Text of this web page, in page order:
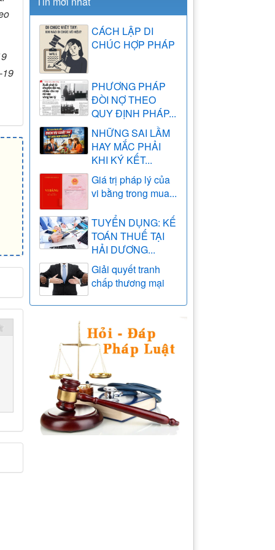
19
CÁCH LẬP DI
CHÚC HỢP PHÁP
PHƯƠNG PHÁP
ĐÒI NỢ THEO
QUY ĐỊNH PHÁP...
NHỮNG SAI LẦM
HAY MẮC PHẢI
KHI KÝ KẾT...
Giá trị pháp lý của
vi bằng trong mua...
TUYỂN DỤNG: KẾ
TOÁN THUẾ TẠI
HẢI DƯƠNG...
Giải quyết tranh
chấp thương mại